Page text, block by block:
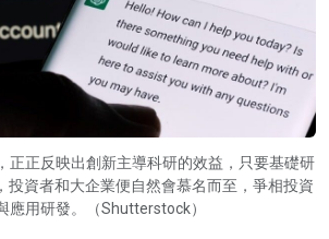
正正反映出創新主導科研的效益，只要基礎研
投資者和大企業便自然會慕名而至，爭相投資
應用研發。（Shutterstock）